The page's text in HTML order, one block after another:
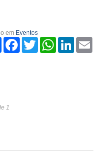
em Eventos
ShareFacebook
TwitterWhatsApp
1